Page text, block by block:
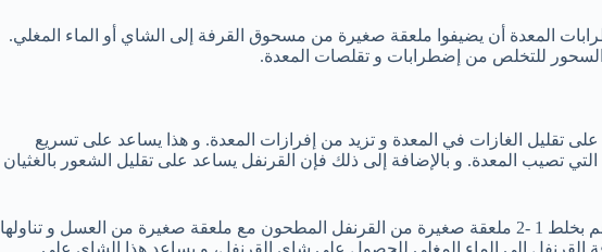
المعدة أن يضيفوا ملعقة صغيرة من مسحوق القرفة إلى الشاي أو الماء المغلي.
السحور للتخلص من إضطرابات و تقلصات المعدة.
تقليل الغازات في المعدة و تزيد من إفرازات المعدة. و هذا يساعد على تسريع
تصيب المعدة. و بالإضافة إلى ذلك فإن القرنفل يساعد على تقليل الشعور بالغثيان
إذا كنت تعاني من إضطرابات المعدة قم بخلط 1 -2 ملعقة صغيرة من القرنفل المطحون مع ملعقة صغيرة من العسل و تناولها
القرنفل إلى الماء المغلي للحصول على شاي القرنفل، و يساعد هذا الشاي على